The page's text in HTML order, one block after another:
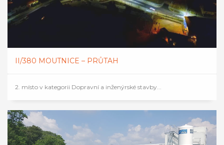
II/380 MOUTNICE – PRŮTAH
2. místo v kategorii Dopravní a inženýrské stavby...